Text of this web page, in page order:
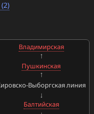
Владимирская
Пушкинская
Выборгская линия
Балтийская